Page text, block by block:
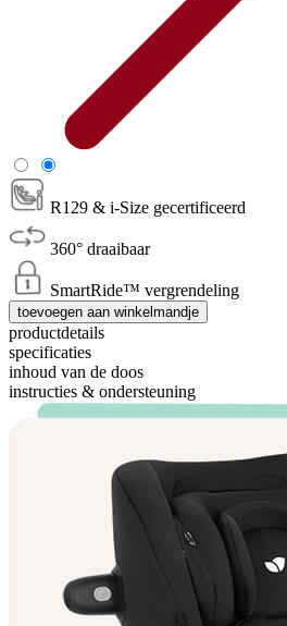
R129 & i-Size gecertificeerd
360° draaibaar
SmartRide™ vergrendeling
toevoegen aan winkelmandje
productdetails
specificaties
inhoud van de doos
instructies & ondersteuning